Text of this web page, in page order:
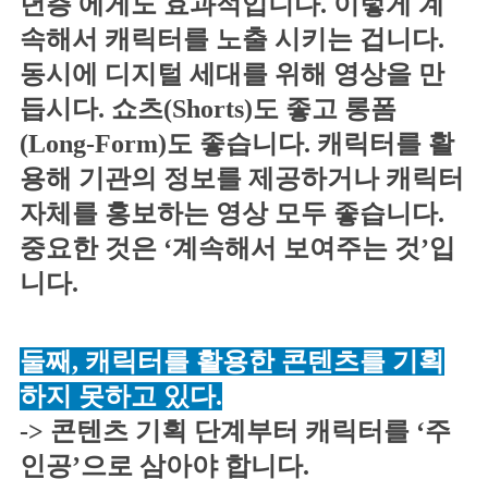
속해서 캐릭터를 노출 시키는 겁니다.
동시에 디지털 세대를 위해 영상을 만
듭시다. 쇼츠(Shorts)도 좋고 롱폼
(Long-Form)도 좋습니다. 캐릭터를 활
용해 기관의 정보를 제공하거나 캐릭터
자체를 홍보하는 영상 모두 좋습니다.
중요한 것은 ‘계속해서 보여주는 것’입
니다.
둘째, 캐릭터를 활용한 콘텐츠를 기획
하지 못하고 있다.
-> 콘텐츠 기획 단계부터 캐릭터를 ‘주
인공’으로 삼아야 합니다.